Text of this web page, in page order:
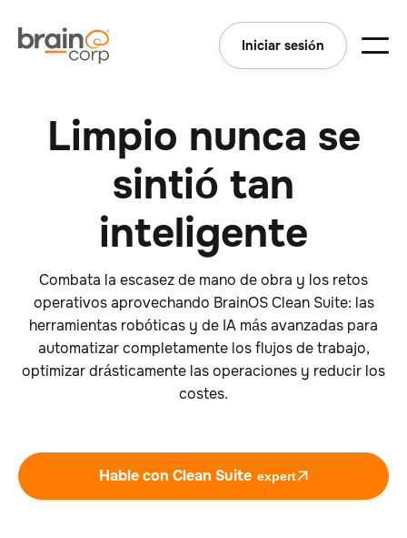
Iniciar sesión
Limpio nunca se
sintió tan
inteligente
Combata la escasez de mano de obra y los retos
operativos aprovechando BrainOS Clean Suite: las
herramientas robóticas y de IA más avanzadas para
automatizar completamente los flujos de trabajo,
optimizar drásticamente las operaciones y reducir los
costes.
Hable con Clean Suite expert